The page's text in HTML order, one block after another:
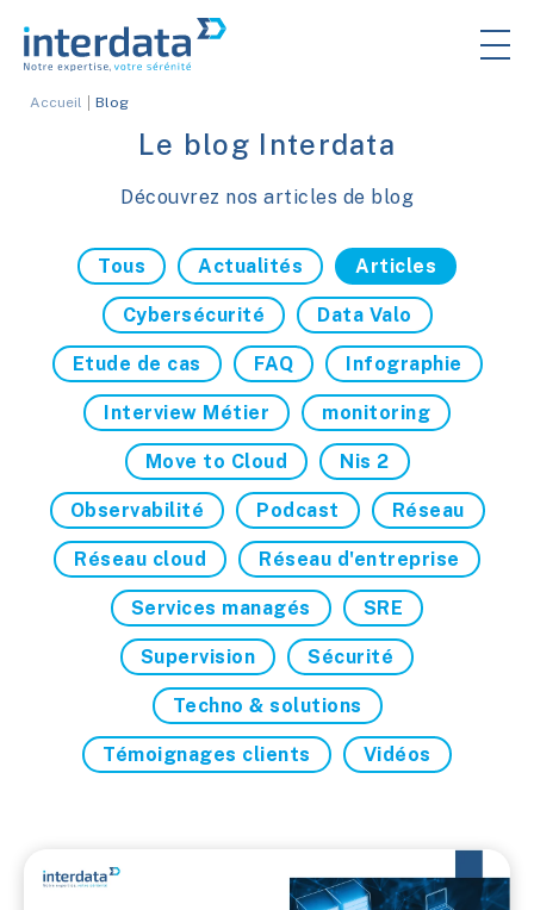
Accueil Blog
Le blog Interdata
Découvrez nos articles de blog
Tous Actualités Articles
Cybersécurité Data Valo
Etude de cas FAQ Infographie
Interview Métier monitoring
Move to Cloud Nis 2
Observabilité Podcast Réseau
Réseau cloud Réseau d'entreprise
Services managés SRE
Supervision Sécurité
Techno & solutions
Témoignages clients Vidéos